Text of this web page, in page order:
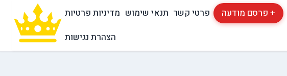
+ פרסם מודעה פרטי קשר תנאי שימוש מדיניות פרטיות
הצהרת נגישות